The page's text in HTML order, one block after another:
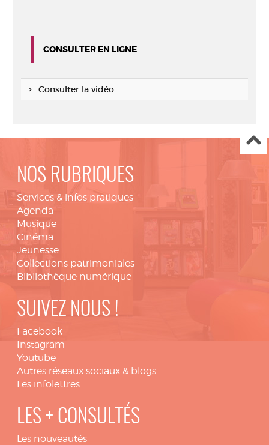
CONSULTER EN LIGNE
Consulter la vidéo
NOS RUBRIQUES
Services & infos pratiques
Agenda
Musique
Cinéma
Jeunesse
Collections patrimoniales
Bibliothèque numérique
SUIVEZ NOUS !
Facebook
Instagram
Youtube
Autres réseaux sociaux & blogs
Les infolettres
LES + CONSULTÉS
Les nouveautés